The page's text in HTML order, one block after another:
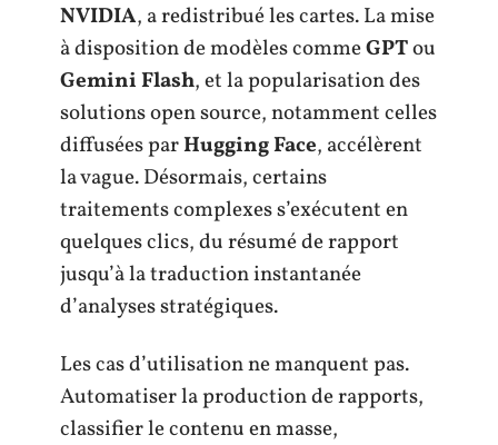
NVIDIA, a redistribué les cartes. La mise
à disposition de modèles commeGPTou
Gemini Flash, et la popularisation des
solutions open source, notamment celles
diffusées parHugging Face, accélèrent
la vague. Désormais, certains
traitements complexes s’exécutent en
quelques clics, du résumé de rapport
jusqu’à la traduction instantanée
d’analyses stratégiques.
Les cas d’utilisation ne manquent pas.
Automatiser la production de rapports,
classifier le contenu en masse,